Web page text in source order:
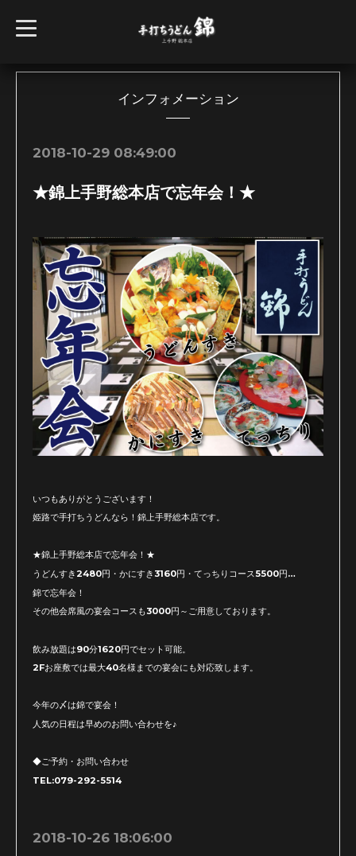
t
o
l
インフォメーション
2018-10-29 08:49:00
★錦上手野総本店で忘年会！★
いつもありがとうございます！
姫路で手打ちうどんなら！錦上手野総本店です。
★錦上手野総本店で忘年会！★
うどんすき2480円・かにすき3160円・てっちりコース5500円…
錦で忘年会！
その他会席風の宴会コースも3000円～ご用意しております。
飲み放題は90分1620円でセット可能。
2Fお座敷では最大40名様までの宴会にも対応致します。
今年の〆は錦で宴会！
人気の日程は早めのお問い合わせを♪
◆ご予約・お問い合わせ
TEL:079-292-5514
2018-10-26 18:06:00